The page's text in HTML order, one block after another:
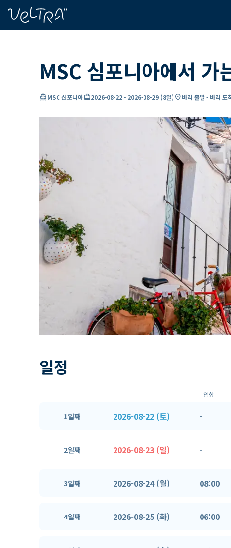
MSC 심포니아에서 가
directions_boatMSC 신포니아card_travel2026-08-22- 2026-08-29 (8일) location_on바리 출발 - 바리 도
일정
입항
1일째 2026-08-22 (토) -
2일째 2026-08-23 (일) -
3일째 2026-08-24 (월) 08:00
4일째 2026-08-25 (화) 06:00